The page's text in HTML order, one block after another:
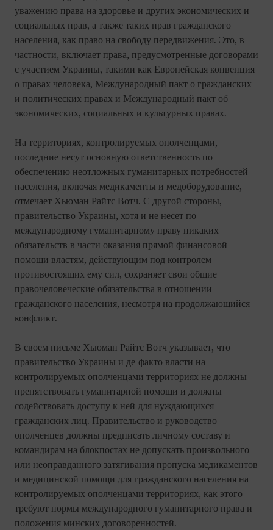
уважению права на здоровье и других экономических и
социальных прав, а также таких прав гражданского
населения, как право на свободу передвижения. Это, в
частности, включает права, предусмотренные договорами
с участием Украины, такими как Европейская конвенция
о правах человека, Международный пакт о гражданских
и политических правах и Международный пакт об
экономических, социальных и культурных правах.
На территориях, контролируемых ополченцами,
последние несут основную ответственность по
обеспечению неотложных гуманитарных потребностей
населения, включая медикаменты и медоборудование,
отмечает Хьюман Райтс Вотч. С другой стороны,
правительство Украины, хотя и не несет по
международному гуманитарному праву никаких
обязательств в части оказания прямой финансовой
помощи властям, действующим под контролем
противостоящих ему сил, сохраняет свои общие
правочеловеческие обязательства в отношении
гражданского населения, несмотря на продолжающийся
конфликт.
В своем письме Хьюман Райтс Вотч указывает, что
правительство Украины и де-факто власти на
контролируемых ополченцами территориях не должны
препятствовать гуманитарной помощи и должны
содействовать доступу к ней для нуждающихся
гражданских лиц. Правительство и руководство
ополченцев должны предписать личному составу и
командирам на блокпостах не допускать произвольного
или неоправданного затягивания пропуска медикаментов
и медицинской помощи для гражданского населения на
контролируемых ополченцами территориях, как этого
требуют нормы международного гуманитарного права и
положения минских договоренностей.